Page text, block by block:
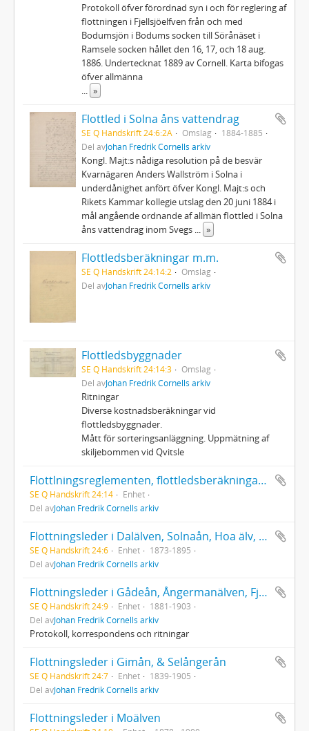
Protokoll öfver förordnad syn i och för reglering af
flottningen i Fjellsjöelfven från och med
Bodumsjön i Bodums socken till Sörånäset i
Ramsele socken hållet den 16, 17, och 18 aug.
1886. Undertecknat 1889 av Cornell. Karta bifogas
öfver allmänna
»
Flottled i Solna åns vattendrag
SE Q Handskrift 24:6:2A Omslag
1884-1885
Del avJohan Fredrik Cornells arkiv
Kongl. Majt:s nådiga resolution på de besvär
Kvarnägaren Anders Wallström i Solna i
underdånighet anfört öfver Kongl. Majt:s och
Rikets Kammar kollegie utslag den 20 juni 1884 i
mål angående ordnande af allmän flottled i Solna
åns vattendrag inom Svegs
»
Flottledsberäkningar m.m.
SE Q Handskrift 24:14:2
Omslag
Del avJohan Fredrik Cornells arkiv
Flottledsbyggnader
SE Q Handskrift 24:14:3
Omslag
Del avJohan Fredrik Cornells arkiv
Ritningar
Diverse kostnadsberäkningar vid
flottledsbyggnader.
Mått för sorteringsanläggning. Uppmätning af
skiljebommen vid Qvitsle
Flottlningsreglementen, flottledsberäkningar & flottledsbyggnader
SE Q Handskrift 24:14
Enhet
Del avJohan Fredrik Cornells arkiv
Flottningsleder i Dalälven, Solnaån, Hoa älv, Gnarpsån, Ljusne älv, Ljungan m.m.
SE Q Handskrift 24:6 Enhet
1873-1895
Del avJohan Fredrik Cornells arkiv
Flottningsleder i Gådeån, Ångermanälven, Fjällsjöälven, Faxälven
SE Q Handskrift 24:9 Enhet
1881-1903
Del avJohan Fredrik Cornells arkiv
Protokoll, korrespondens och ritningar
Flottningsleder i Gimån, & Selångerån
SE Q Handskrift 24:7 Enhet
1839-1905
Del avJohan Fredrik Cornells arkiv
Flottningsleder i Moälven